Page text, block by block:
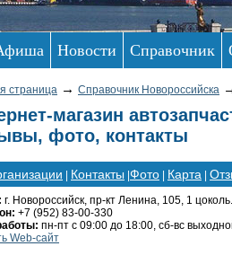
Новости Справочник
страница → Справочник Новороссийска
магазин
фото, контакты
Контакты Фото Карта
г. Новороссийск, пр-кт Ленина, 105, 1
+7 (952) 83-00-330
пн-пт с 09:00 до 18:00, сб-вс
Web-сайт